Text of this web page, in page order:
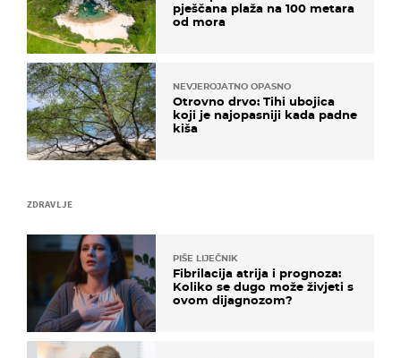
ZDRAVLJE
PIŠE LIJEČNIK
Fibrilacija atrija i prognoza:
Koliko se dugo može živjeti s
ovom dijagnozom?
pješčana plaža na 100 metara
od mora
NEVJEROJATNO OPASNO
Otrovno drvo: Tihi ubojica
koji je najopasniji kada padne
kiša